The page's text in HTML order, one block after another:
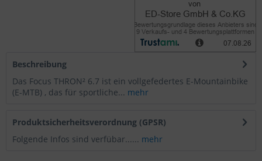
Beschreibung
Das Focus THRON² 6.7 ist ein vollgefedertes E-Mountainbike
(E-MTB) , das für sportliche... mehr
Produktsicherheitsverordnung (GPSR)
Folgende Infos sind verfübar...... mehr